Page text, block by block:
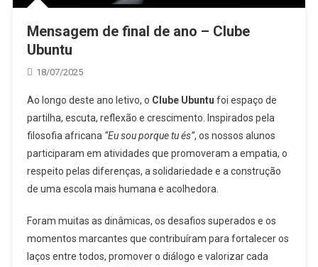
Mensagem de final de ano – Clube
Ubuntu
18/07/2025
Ao longo deste ano letivo, o Clube Ubuntu foi espaço de
partilha, escuta, reflexão e crescimento. Inspirados pela
filosofia africana “Eu sou porque tu és”, os nossos alunos
participaram em atividades que promoveram a empatia, o
respeito pelas diferenças, a solidariedade e a construção
de uma escola mais humana e acolhedora.
Foram muitas as dinâmicas, os desafios superados e os
momentos marcantes que contribuíram para fortalecer os
laços entre todos, promover o diálogo e valorizar cada